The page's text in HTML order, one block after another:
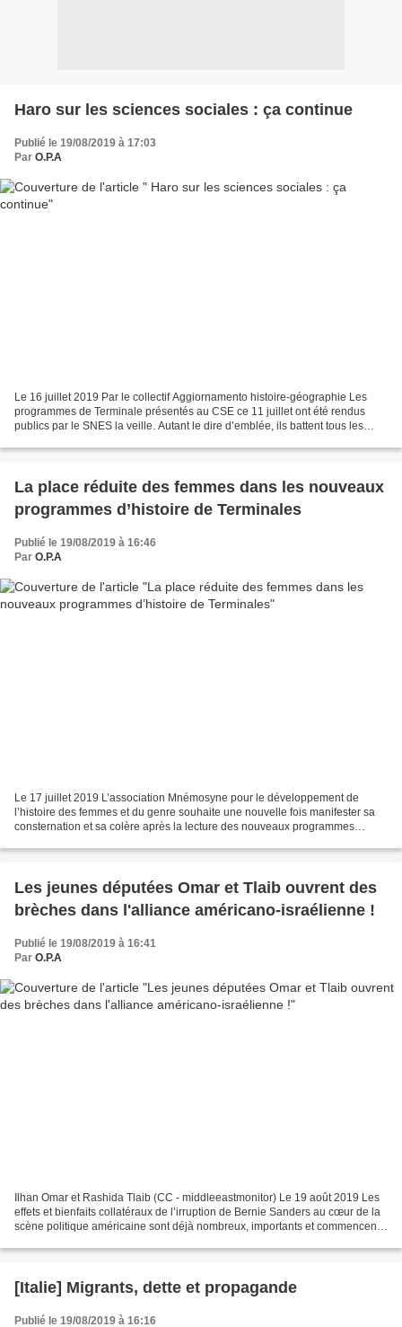
Haro sur les sciences sociales : ça continue
Publié le 19/08/2019 à 17:03
Par O.P.A
Le 16 juillet 2019 Par le collectif Aggiornamento histoire-géographie Les
programmes de Terminale présentés au CSE ce 11 juillet ont été rendus
publics par le SNES la veille. Autant le dire d’emblée, ils battent tous les
La place réduite des femmes dans les nouveaux
programmes d’histoire de Terminales
Publié le 19/08/2019 à 16:46
Par O.P.A
Le 17 juillet 2019 L’association Mnémosyne pour le développement de
l’histoire des femmes et du genre souhaite une nouvelle fois manifester sa
consternation et sa colère après la lecture des nouveaux programmes
Les jeunes députées Omar et Tlaib ouvrent des
brèches dans l'alliance américano-israélienne !
Publié le 19/08/2019 à 16:41
Par O.P.A
Ilhan Omar et Rashida Tlaib (CC - middleeastmonitor) Le 19 août 2019 Les
effets et bienfaits collatéraux de l’irruption de Bernie Sanders au cœur de la
scène politique américaine sont déjà nombreux, importants et commencent
[Italie] Migrants, dette et propagande
Publié le 19/08/2019 à 16:16